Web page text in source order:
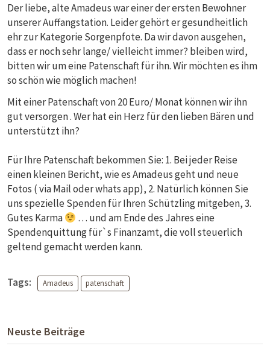
Der liebe, alte Amadeus war einer der ersten Bewohner
unserer Auffangstation. Leider gehört er gesundheitlich
ehr zur Kategorie Sorgenpfote. Da wir davon ausgehen,
dass er noch sehr lange/ vielleicht immer? bleiben wird,
bitten wir um eine Patenschaft für ihn. Wir möchten es ihm
so schön wie möglich machen!
Mit einer Patenschaft von 20 Euro/ Monat können wir ihn
gut versorgen . Wer hat ein Herz für den lieben Bären und
unterstützt ihn?
Für Ihre Patenschaft bekommen Sie: 1. Bei jeder Reise
einen kleinen Bericht, wie es Amadeus geht und neue
Fotos ( via Mail oder whats app), 2. Natürlich können Sie
uns spezielle Spenden für Ihren Schützling mitgeben, 3.
Gutes Karma
… und am Ende des Jahres eine
Spendenquittung für`s Finanzamt, die voll steuerlich
geltend gemacht werden kann.
Tags: Amadeus patenschaft
Neuste Beiträge